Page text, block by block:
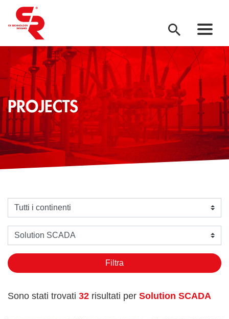
PROJECTS
Seleziona un continente
Seleziona un prodotto o soluzione
Filtra
Sono stati trovati 32 risultati per Solution SCADA